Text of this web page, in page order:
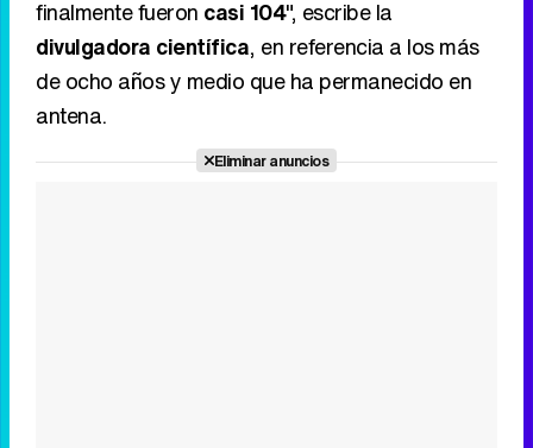
Tráiler en catalán de 'Ravalear', la nueva serie de HBO Max sobre los fondos buitre
finalmente fueron casi 104", escribe la
divulgadora científica, en referencia a los más
de ocho años y medio que ha permanecido en
antena.
Eliminar anuncios